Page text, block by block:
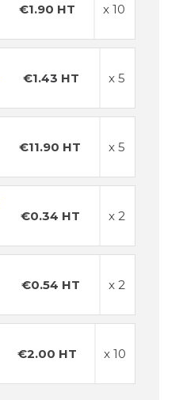
€1.90 HT x 10
€1.43 HT x 5
€11.90 HT x 5
€0.34 HT x 2
€0.54 HT x 2
€2.00 HT x 10